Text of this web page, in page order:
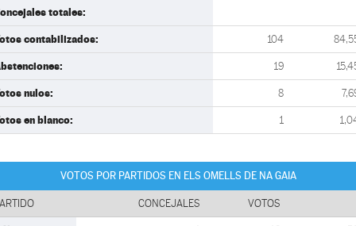
totales:
contabilizados: 104
19
nulos: 8
en blanco: 1
VOTOS POR PARTIDOS EN ELS OMELLS DE NA GAIA
CONCEJALES VOTOS